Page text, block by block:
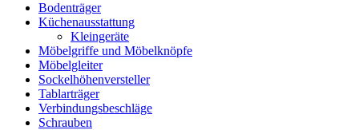
Bodenträger
Küchenausstattung
Kleingeräte
Möbelgriffe und Möbelknöpfe
Möbelgleiter
Sockelhöhenversteller
Tablarträger
Verbindungsbeschläge
Schrauben